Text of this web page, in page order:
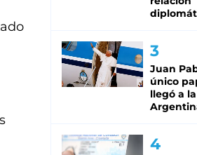
Juan
único
llegó a la